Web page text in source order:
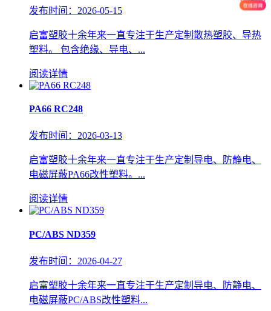
发布时间：2026-05-15
启富塑胶十余年来一直专注于生产定制散热塑胶、导热
塑料。 包含绝缘、导电、...
阅读详情
PA66 RC248
发布时间：2026-03-13
启富塑胶十余年来一直专注于生产定制导电、防静电、
电磁屏蔽PA66改性塑料。...
阅读详情
PC/ABS ND359
发布时间：2026-04-27
启富塑胶十余年来一直专注于生产定制导电、防静电、
电磁屏蔽PC/ABS改性塑料...